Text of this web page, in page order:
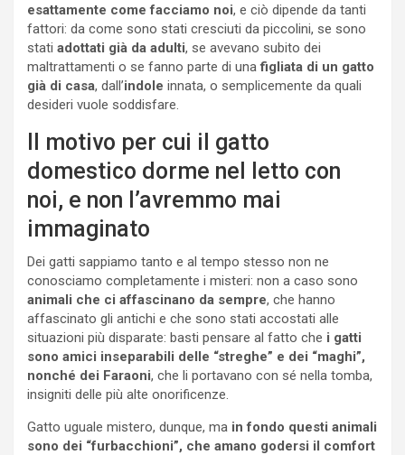
esattamente come facciamo noi, e ciò dipende da tanti
fattori: da come sono stati cresciuti da piccolini, se sono
stati adottati già da adulti, se avevano subito dei
maltrattamenti o se fanno parte di una figliata di un gatto
già di casa, dall’indole innata, o semplicemente da quali
desideri vuole soddisfare.
Il motivo per cui il gatto
domestico dorme nel letto con
noi, e non l’avremmo mai
immaginato
Dei gatti sappiamo tanto e al tempo stesso non ne
conosciamo completamente i misteri: non a caso sono
animali che ci affascinano da sempre, che hanno
affascinato gli antichi e che sono stati accostati alle
situazioni più disparate: basti pensare al fatto che i gatti
sono amici inseparabili delle “streghe” e dei “maghi”,
nonché dei Faraoni, che li portavano con sé nella tomba,
insigniti delle più alte onorificenze.
Gatto uguale mistero, dunque, ma in fondo questi animali
sono dei “furbacchioni”, che amano godersi il comfort